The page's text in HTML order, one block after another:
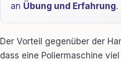
an Übung und Erfahrung.
Der Vorteil gegenüber der
dass eine Poliermaschine